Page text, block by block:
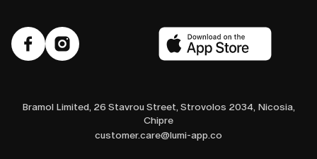
Bramol Limited, 26 Stavrou Street, Strovolos 2034, Nicosia,
Chipre
customer.care@lumi-app.co